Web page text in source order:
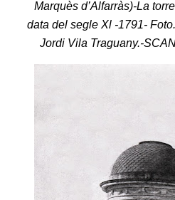
Marquès d’Alfarràs)-La
data del segle Xl -1791-
Jordi Vila Traguany.-